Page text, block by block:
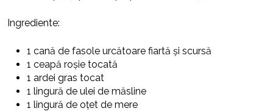
Ingrediente:
1 cană de fasole urcătoare fiartă și scursă
1 ceapă roșie tocată
1 ardei gras tocat
1 lingură de ulei de măsline
1 lingură de oțet de mere